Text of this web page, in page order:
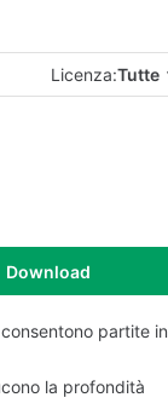
Licenza:Tutte
Download
partite in
la profondità